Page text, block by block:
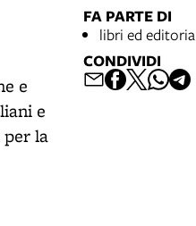
e
e
la
FA PARTE DI
libri ed editoria
CONDIVIDI